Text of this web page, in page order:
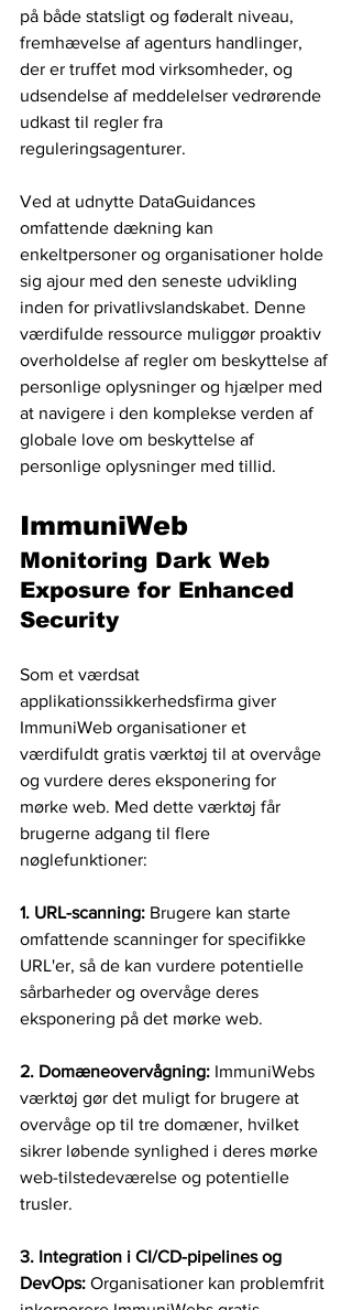
på både statsligt og føderalt niveau,
fremhævelse af agenturs handlinger,
der er truffet mod virksomheder, og
udsendelse af meddelelser vedrørende
udkast til regler fra
reguleringsagenturer.
Ved at udnytte DataGuidances
omfattende dækning kan
enkeltpersoner og organisationer holde
sig ajour med den seneste udvikling
inden for privatlivslandskabet. Denne
værdifulde ressource muliggør proaktiv
overholdelse af regler om beskyttelse af
personlige oplysninger og hjælper med
at navigere i den komplekse verden af ​​
globale love om beskyttelse af
personlige oplysninger med tillid.
ImmuniWeb
Monitoring Dark Web
Exposure for Enhanced
Security
Som et værdsat
applikationssikkerhedsfirma giver
ImmuniWeb organisationer et
værdifuldt gratis værktøj til at overvåge
og vurdere deres eksponering for
mørke web. Med dette værktøj får
brugerne adgang til flere
nøglefunktioner:
1. URL-scanning: Brugere kan starte
omfattende scanninger for specifikke
URL'er, så de kan vurdere potentielle
sårbarheder og overvåge deres
eksponering på det mørke web.
2. Domæneovervågning: ImmuniWebs
værktøj gør det muligt for brugere at
overvåge op til tre domæner, hvilket
sikrer løbende synlighed i deres mørke
web-tilstedeværelse og potentielle
trusler.
3. Integration i CI/CD-pipelines og
DevOps: Organisationer kan problemfrit